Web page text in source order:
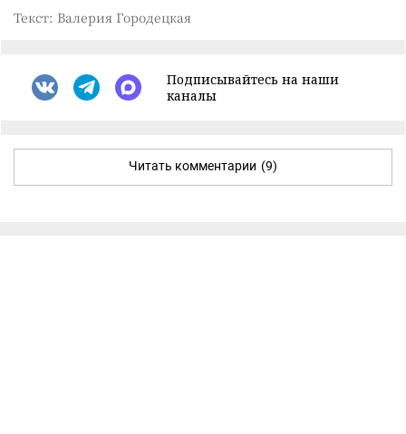
Текст: Валерия Городецкая
Подписывайтесь на наши
каналы
Читать комментарии (9)